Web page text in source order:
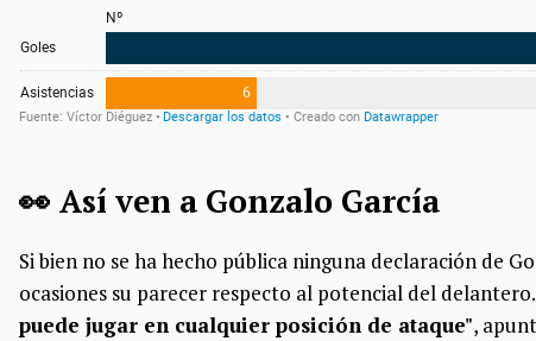
👀​ Así ven a Gonzalo García
Si bien no se ha hecho pública ninguna declaración de
ocasiones su parecer respecto al potencial del delantero.
puede jugar en cualquier posición de ataque",